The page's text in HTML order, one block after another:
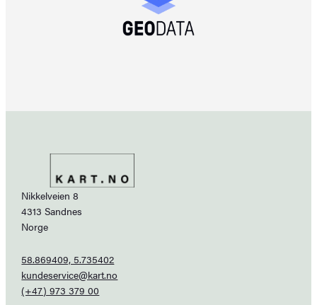
Nikkelveien 8
4313 Sandnes
Norge
58.869409, 5.735402
kundeservice@kart.no
(+47) 973 379 00